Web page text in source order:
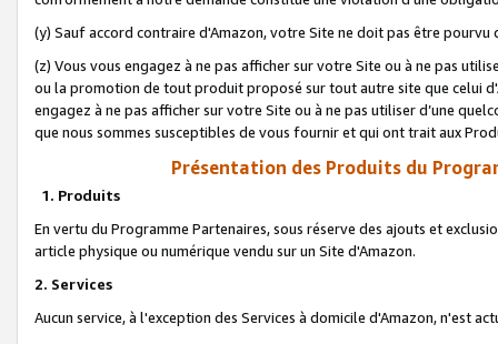
(y) Sauf accord contraire d'Amazon, votre Site ne doit pas être
(z) Vous vous engagez à ne pas afficher sur votre Site ou à ne pas
ou la promotion de tout produit proposé sur tout autre site que celui
engagez à ne pas afficher sur votre Site ou à ne pas utiliser d’une
que nous sommes susceptibles de vous fournir et qui ont trait aux
Présentation des Produits du
1. Produits
En vertu du Programme Partenaires, sous réserve des ajouts et
article physique ou numérique vendu sur un Site d'Amazon.
2. Services
Aucun service, à l'exception des Services à domicile d'Amazon, n'est